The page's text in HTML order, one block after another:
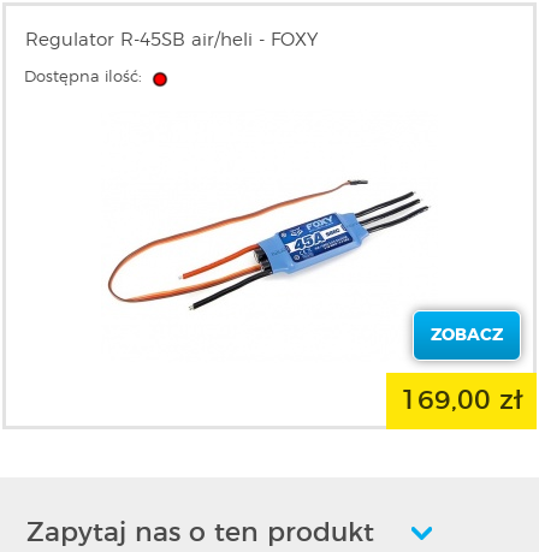
Regulator R-45SB air/heli - FOXY
Dostępna ilość:
ZOBACZ
169,00 zł
Zapytaj nas o ten produkt